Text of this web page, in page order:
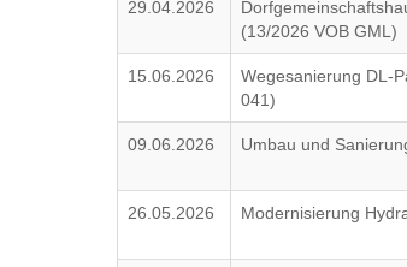
29.04.2026
(13/2026 VOB GML)
15.06.2026
Wegesanierung DL-
041)
09.06.2026 Umbau und
26.05.2026 Modernisierung